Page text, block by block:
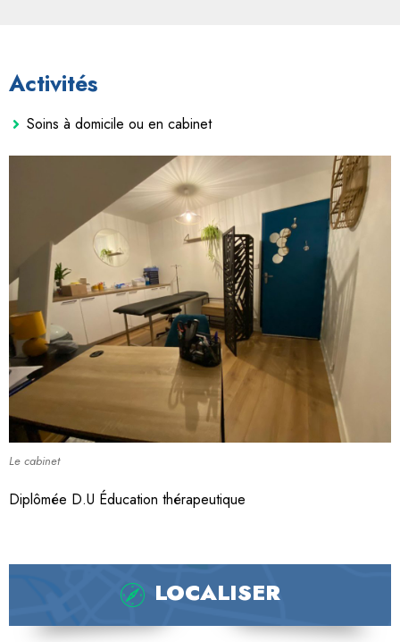
Activités
Soins à domicile ou en cabinet
Le cabinet
Diplômée D.U Éducation thérapeutique
LOCALISER